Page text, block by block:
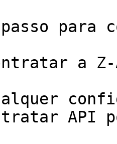
para
a Z-
API